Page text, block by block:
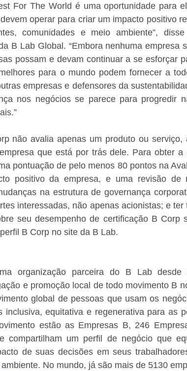
For The World é uma oportunidade para
operar para criar um impacto positivo
comunidades e meio ambiente”,
B Lab Global. “Embora nenhuma empresa
possam e devam continuar a se esforçar
para o mundo podem fornecer a
empresas e defensores da
nos negócios se parece para progredir
não avalia apenas um produto ou
que está por trás dele. Para obter a
pontuação de pelo menos 80 pontos na
positivo da empresa, e uma revisão de
na estrutura de governança
interessadas, não apenas acionistas; e
seu desempenho de certificação B Corp
B Corp no site da B Lab.
organização parceira do B Lab desde
e promoção local de todo movimento B
global de pessoas que usam os
inclusiva, equitativa e regenerativa para as
estão as Empresas B, 246
compartilham um perfil de negócio que
de suas decisões em seus
No mundo, já são mais de 5130